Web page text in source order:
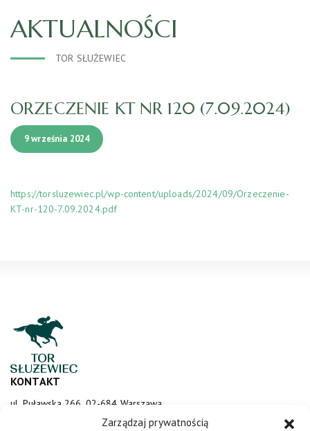
Zarządzaj prywatnością
AKTUALNOŚCI
TOR SŁUŻEWIEC
ORZECZENIE KT NR 120 (7.09.2024)
9 września 2024
https://torsluzewiec.pl/wp-content/uploads/2024/09/Orzeczenie-
KT-nr-120-7.09.2024.pdf
KONTAKT
ul. Puławska 266, 02-684 Warszawa
sluzewiec@totalizator.pl